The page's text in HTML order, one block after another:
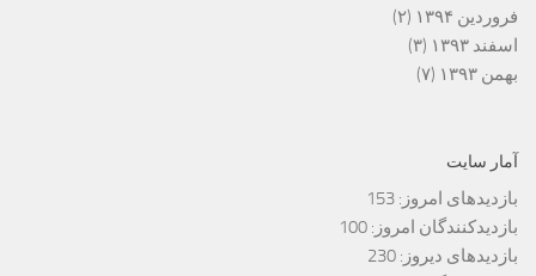
فروردین ۱۳۹۴
(۲)
اسفند ۱۳۹۳
(۳)
بهمن ۱۳۹۳
(۷)
آمار سایت
بازدیدهای امروز: 153
بازدیدکنندگان امروز: 100
بازدیدهای دیروز: 230